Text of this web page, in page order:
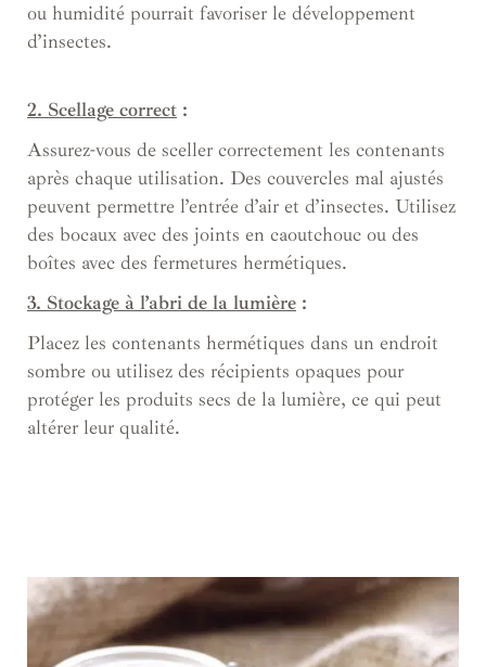
ou humidité pourrait favoriser le développement
d’insectes.
2. Scellage correct :
Assurez-vous de sceller correctement les contenants
après chaque utilisation. Des couvercles mal ajustés
peuvent permettre l’entrée d’air et d’insectes. Utilisez
des bocaux avec des joints en caoutchouc ou des
boîtes avec des fermetures hermétiques.
3. Stockage à l’abri de la lumière :
Placez les contenants hermétiques dans un endroit
sombre ou utilisez des récipients opaques pour
protéger les produits secs de la lumière, ce qui peut
altérer leur qualité.